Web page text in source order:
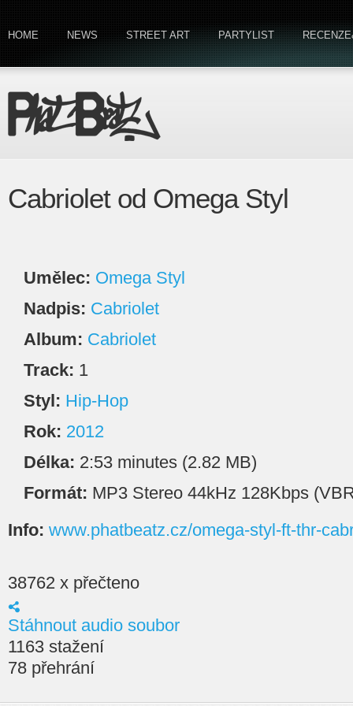
HOME NEWS STREET ART PARTYLIST
Cabriolet od Omega Styl
Umělec: Omega Styl
Nadpis: Cabriolet
Album: Cabriolet
Track: 1
Styl: Hip-Hop
Rok: 2012
Délka: 2:53 minutes (2.82 MB)
Formát: MP3 Stereo 44kHz 128Kbps
Info: www.phatbeatz.cz/omega-styl-ft-thr-
38762 x přečteno
Stáhnout audio soubor
1163 stažení
78 přehrání